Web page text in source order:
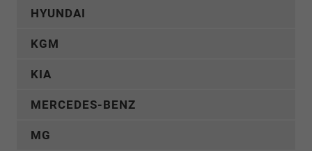
HYUNDAI
KGM
KIA
MERCEDES-BENZ
MG